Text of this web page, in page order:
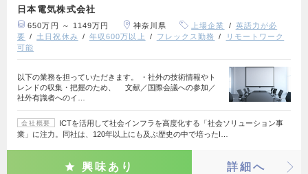
日本電気株式会社
650万円 ～ 1149万円 神奈川県 上場企業
英語力が必
要
土日祝休み 年収600万以上 フレックス勤務
リモートワーク
可能
以下の業務を担っていただきます。 ・社外の技術情報やト
レンドの収集・把握のため、 文献／国際会議への参加／
社外有識者へのイ…
会社概要
ICTを活用して社会インフラを高度化する「社会ソリューション事
業」に注力。同社は、120年以上にも及ぶ歴史の中で培ったI…
興味あり 詳細へ